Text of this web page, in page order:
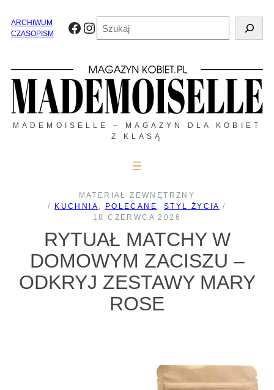
treściARCHIWUM
CZASOPISM
Facebook
Instagram
MADEMOISELLE – MAGAZYN DLA KOBIET
Z KLASĄ
MATERIAŁ ZEWNĘTRZNY
/
KUCHNIA , POLECANE , STYL ŻYCIA /
18 CZERWCA 2026
RYTUAŁ MATCHY W
DOMOWYM ZACISZU –
ODKRYJ ZESTAWY MARY
ROSE